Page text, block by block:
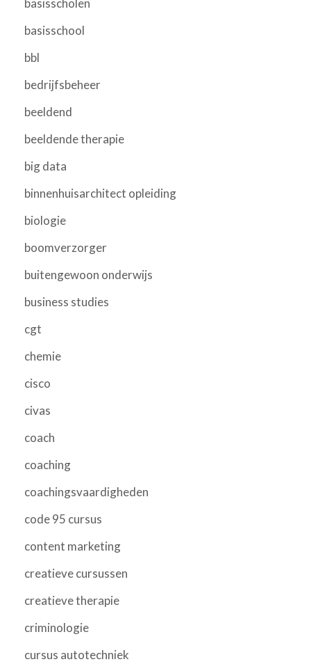
basisschool
bbl
bedrijfsbeheer
beeldend
beeldende therapie
big data
binnenhuisarchitect opleiding
biologie
boomverzorger
buitengewoon onderwijs
business studies
cgt
chemie
cisco
civas
coach
coaching
coachingsvaardigheden
code 95 cursus
content marketing
creatieve cursussen
creatieve therapie
criminologie
cursus autotechniek